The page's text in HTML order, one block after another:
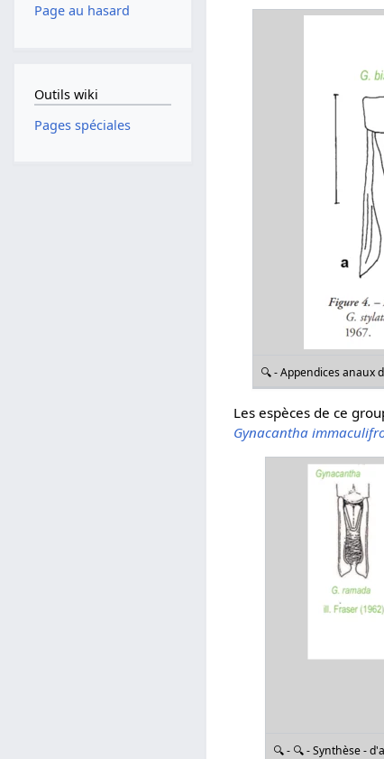
🔍 - Appendices anaux
Les espèces de ce
Gynacantha
🔍 - 🔍 - Synthèse -
Page au hasard
Outils wiki
Pages spéciales